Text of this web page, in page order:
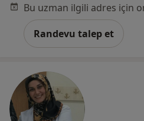
Randevu talep et